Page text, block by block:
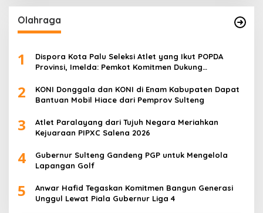
Olahraga
1
Dispora Kota Palu Seleksi Atlet yang Ikut POPDA
Provinsi, Imelda: Pemkot Komitmen Dukung
2
KONI Donggala dan KONI di Enam Kabupaten Dapat
Bantuan Mobil Hiace dari Pemprov Sulteng
3
Atlet Paralayang dari Tujuh Negara Meriahkan
Kejuaraan PIPXC Salena 2026
4
Gubernur Sulteng Gandeng PGP untuk Mengelola
Lapangan Golf
5
Anwar Hafid Tegaskan Komitmen Bangun Generasi
Unggul Lewat Piala Gubernur Liga 4